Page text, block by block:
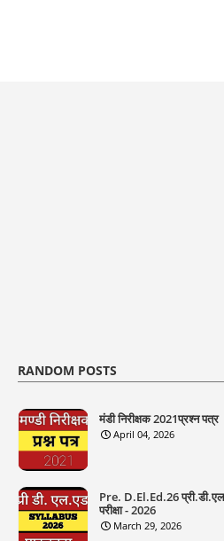
RANDOM POSTS
मंडी निरीक्षक 2021प्रश्न पत्र
April 04, 2026
Pre. D.El.Ed.26
परीक्षा - 2026
March 29, 2026